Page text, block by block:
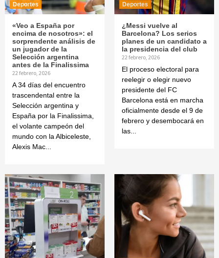
Deportes
«Veo a España por
encima de nosotros»: el
sorprendente análisis de
un jugador de la
Selección argentina
antes de la Finalissima
22 febrero, 2026
A 34 días del encuentro
trascendental entre la
Selección argentina y
España por la Finalissima,
el volante campeón del
mundo con la Albiceleste,
Alexis Mac...
Deportes
¿Messi vuelve al
Barcelona? Los serios
planes de un candidato a
la presidencia del club
22 febrero, 2026
El proceso electoral para
reelegir o elegir nuevo
presidente del FC
Barcelona está en marcha
oficialmente desde el 9 de
febrero y desembocará en
las...